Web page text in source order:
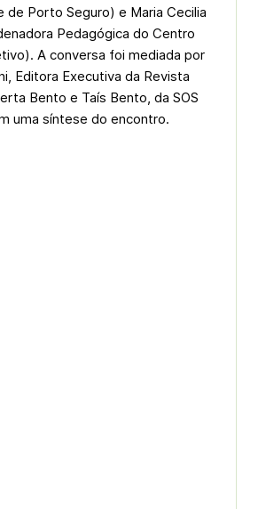
de Porto Seguro) e Maria Cecilia
Pedagógica do Centro
A conversa foi mediada por
Editora Executiva da Revista
Bento e Taís Bento, da SOS
uma síntese do encontro.